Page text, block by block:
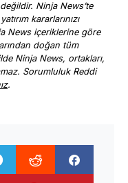
Ninja News’te
kararlarınızı
News içeriklerine göre
doğan tüm
Ninja News, ortakları,
Sorumluluk Reddi
.